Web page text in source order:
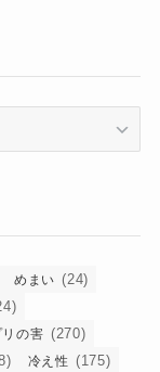
めまい (24)
の害 (270)
冷え性 (175)